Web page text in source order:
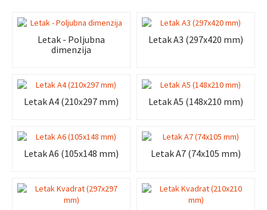
Letak - Poljubna
dimenzija
Letak A3 (297x420 mm)
Letak A4 (210x297 mm) Letak A5 (148x210 mm)
Letak A6 (105x148 mm) Letak A7 (74x105 mm)